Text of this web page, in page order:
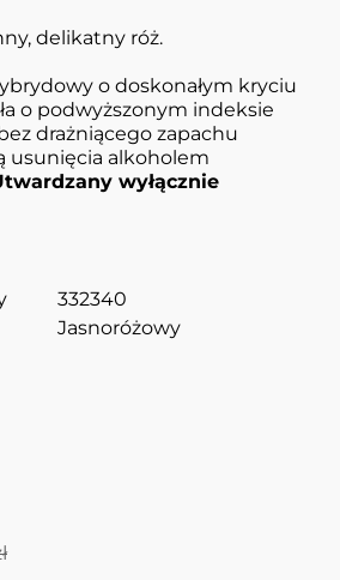
delikatny róż.
o doskonałym kryciu
o podwyższonym indeksie
drażniącego zapachu
usunięcia alkoholem
wyłącznie
332340
Jasnoróżowy